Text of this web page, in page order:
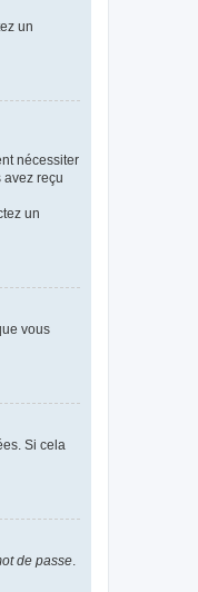
un
nécessiter
avez reçu
un
vous
Si cela
de passe.